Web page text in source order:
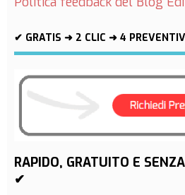
✔ GRATIS ➜ 2 CLIC ➜ 4
RAPIDO, GRATUITO E
✔